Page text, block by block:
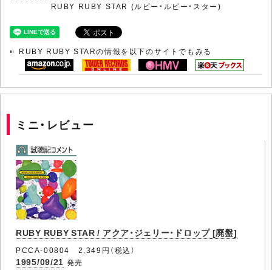
RUBY RUBY STAR (ルビー・ルビー・スター)
RUBY RUBY STARの情報を以下のサイトでもみる
ミニ・レビュー
RUBY RUBY STAR / アクア・ジェリー・ドロップ [廃盤]
PCCA-00804 2,349円（税込）
1995/09/21 発売